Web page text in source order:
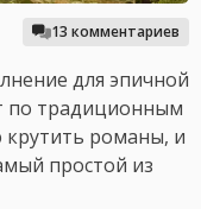
13 комментариев
для эпичной
по традиционным
крутить романы, и
простой из